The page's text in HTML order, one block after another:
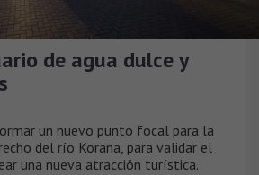
de agua dulce y
un nuevo punto focal para la
del río Korana, para validar el
una nueva atracción turística.